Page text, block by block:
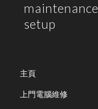
maintenance
setup
主頁
上門電腦維修